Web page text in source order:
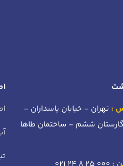
: تهران - خیابان پاسداران -
ششم - ساختمان طاها